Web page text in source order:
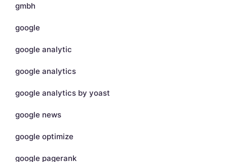
gmbh
google
google analytic
google analytics
google analytics by yoast
google news
google optimize
google pagerank